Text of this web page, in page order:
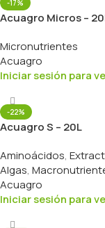
-17%
Acuagro Micros –
Micronutrientes
Acuagro
Iniciar sesión para
-22%
Acuagro S – 20L
Aminoácidos,
Algas,
Acuagro
Iniciar sesión para